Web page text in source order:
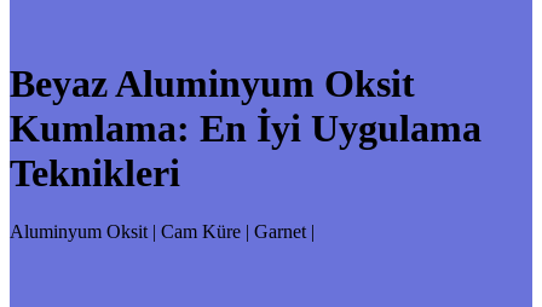
Beyaz Aluminyum Oksit
Kumlama: En İyi Uygulama
Teknikleri
Aluminyum Oksit | Cam Küre | Garnet |